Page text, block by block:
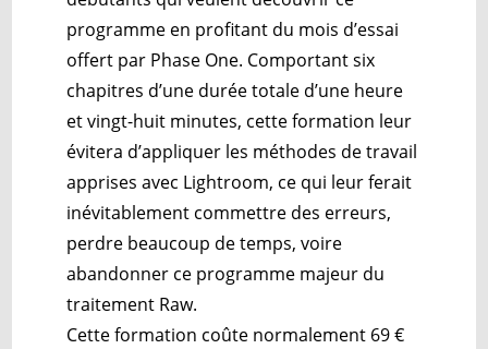
programme en profitant du mois d’essai
offert par Phase One. Comportant six
chapitres d’une durée totale d’une heure
et vingt-huit minutes, cette formation leur
évitera d’appliquer les méthodes de travail
apprises avec Lightroom, ce qui leur ferait
inévitablement commettre des erreurs,
perdre beaucoup de temps, voire
abandonner ce programme majeur du
traitement Raw.
Cette formation coûte normalement 69 €